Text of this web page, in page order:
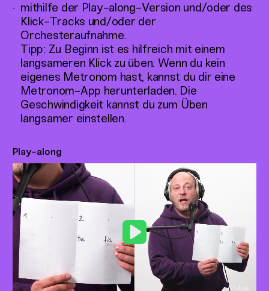
mithilfe der Play-along-Version und/oder des
Klick-Tracks und/oder der
Orchesteraufnahme.
Tipp: Zu Beginn ist es hilfreich mit einem
langsameren Klick zu üben. Wenn du kein
eigenes Metronom hast, kannst du dir eine
Metronom-App herunterladen. Die
Geschwindigkeit kannst du zum Üben
langsamer einstellen.
Play-along
Play